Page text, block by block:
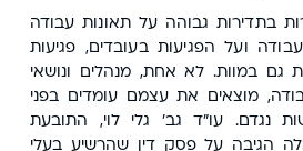
בתדירות גבוהה על תאונות עבודה
ועל הפגיעות בעובדים, פגיעות
גם במוות. לא אחת, מנהלים ונושאי
מוצאים את עצמם עומדים בפני
נגדם. עו"ד גב' גלי לוי, התובעת
הגיבה על פסק דין שהרשיע בעלי